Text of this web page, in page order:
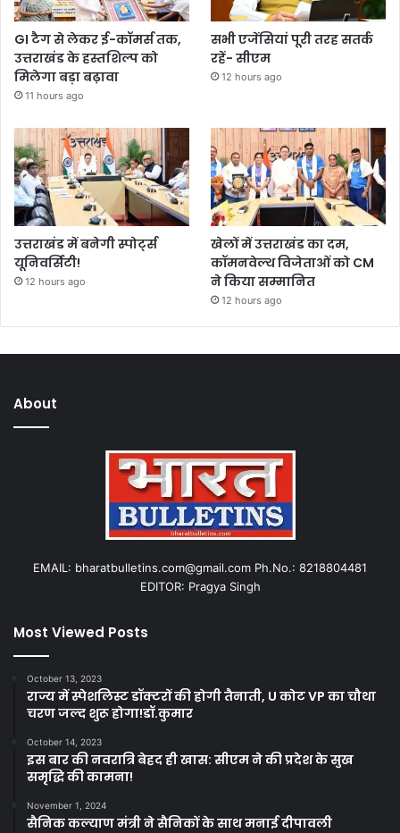
GI टैग से लेकर ई-कॉमर्स तक,
उत्तराखंड के हस्तशिल्प को
मिलेगा बड़ा बढ़ावा
11 hours ago
सभी एजेंसियां पूरी तरह सतर्क
रहें- सीएम
12 hours ago
उत्तराखंड में बनेगी स्पोर्ट्स
यूनिवर्सिटी!
12 hours ago
खेलों में उत्तराखंड का दम,
कॉमनवेल्थ विजेताओं को CM
ने किया सम्मानित
12 hours ago
About
EMAIL: bharatbulletins.com@gmail.com Ph.No.: 8218804481
EDITOR: Pragya Singh
Most Viewed Posts
October 13, 2023
राज्य में स्पेशलिस्ट डॉक्टरों की होगी तैनाती, U कोट VP का चौथा
चरण जल्द शुरू होगा!डॉ.कुमार
October 14, 2023
इस बार की नवरात्रि बेहद ही खास: सीएम ने की प्रदेश के सुख
समृद्धि की कामना!
November 1, 2024
सैनिक कल्याण मंत्री ने सैनिकों के साथ मनाई दीपावली